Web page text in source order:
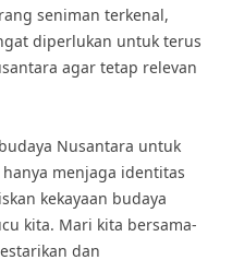
seniman terkenal,
diperlukan untuk terus
agar tetap relevan
Nusantara untuk
menjaga identitas
kekayaan budaya
kita. Mari kita bersama-
dan